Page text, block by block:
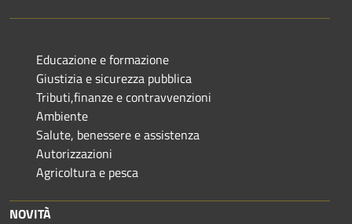
Educazione e formazione
Giustizia e sicurezza pubblica
Tributi,finanze e contravvenzioni
Ambiente
Salute, benessere e assistenza
Autorizzazioni
Agricoltura e pesca
NOVITÀ